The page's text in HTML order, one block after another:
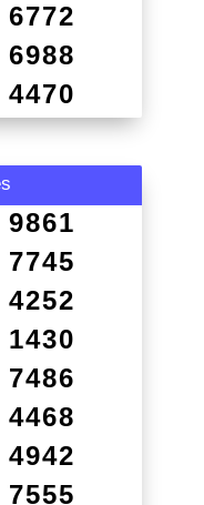
6772
6988
4470
9861
7745
4252
1430
7486
4468
4942
7555